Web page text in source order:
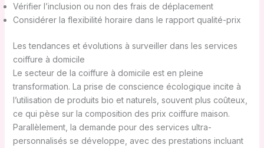
Vérifier l’inclusion ou non des frais de déplacement
Considérer la flexibilité horaire dans le rapport qualité-prix
Les tendances et évolutions à surveiller dans les services
coiffure à domicile
Le secteur de la coiffure à domicile est en pleine
transformation. La prise de conscience écologique incite à
l’utilisation de produits bio et naturels, souvent plus coûteux,
ce qui pèse sur la composition des prix coiffure maison.
Parallèlement, la demande pour des services ultra-
personnalisés se développe, avec des prestations incluant